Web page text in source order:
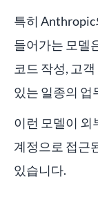
특히 Anthropic
들어가는 모델
코드 작성, 고
있는 일종의 업
이런 모델이 외
계정으로 접근
있습니다.